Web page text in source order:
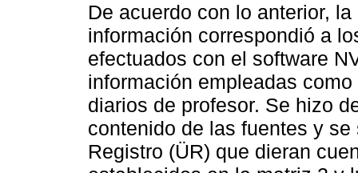
De acuerdo con lo anterior,
información correspondió a
efectuados con el software
información empleadas
diarios de profesor. Se hizo
contenido de las fuentes y
Registro (ÜR) que dieran